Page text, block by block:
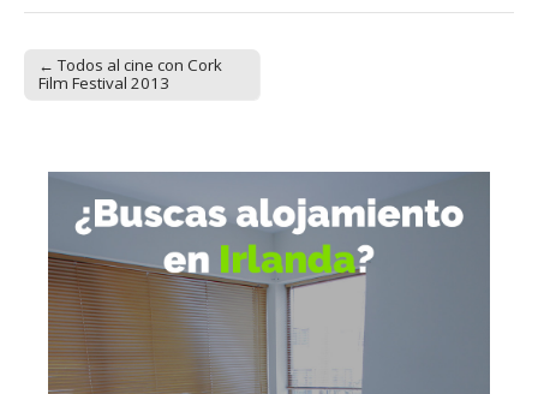
Post navigation
← Todos al cine con Cork
Film Festival 2013